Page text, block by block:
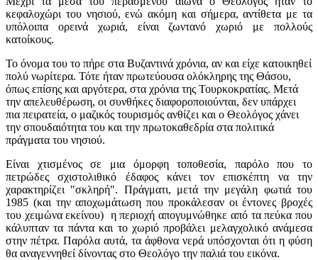
κεφαλοχώρι του νησιού, ενώ ακόμη και σήμερα, αντίθετα με τα
υπόλοιπα ορεινά χωριά, είναι ζωντανό χωριό με πολλούς
κατοίκους.
Το όνομα του το πήρε στα Βυζαντινά χρόνια, αν και είχε κατοικηθεί
πολύ νωρίτερα. Τότε ήταν πρωτεύουσα ολόκληρης της Θάσου,
όπως επίσης και αργότερα, στα χρόνια της Τουρκοκρατίας. Μετά
την απελευθέρωση, οι συνθήκες διαφοροποιούνται, δεν υπάρχει
πια πειρατεία, ο μαζικός τουρισμός ανθίζει και ο Θεολόγος χάνει
την σπουδαιότητα του και την πρωτοκαθεδρία στα πολιτικά
πράγματα του νησιού.
Είναι χτισμένος σε μια όμορφη τοποθεσία, παρόλο που το
πετρώδες σχιστολιθικό έδαφος κάνει τον επισκέπτη να την
χαρακτηρίζει "σκληρή". Πράγματι, μετά την μεγάλη φωτιά του
1985 (και την αποχωμάτωση που προκάλεσαν οι έντονες βροχές
του χειμώνα εκείνου) η περιοχή απογυμνώθηκε από τα πεύκα που
κάλυπταν τα πάντα και το χωριό προβάλει μελαγχολικό ανάμεσα
στην πέτρα. Παρόλα αυτά, τα άφθονα νερά υπόσχονται ότι η φύση
θα αναγεννηθεί δίνοντας στο Θεολόγο την παλιά του εικόνα.